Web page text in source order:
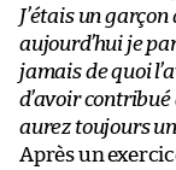
J’étais un
aujourd’hui je
jamais de quoi
d’avoir
aurez toujours
Après un